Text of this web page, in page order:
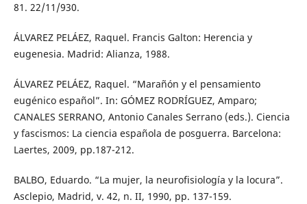
81. 22/11/930.
ÁLVAREZ PELÁEZ, Raquel. Francis Galton: Herencia y
eugenesia. Madrid: Alianza, 1988.
ÁLVAREZ PELÁEZ, Raquel. “Marañón y el pensamiento
eugénico español”. In: GÓMEZ RODRÍGUEZ, Amparo;
CANALES SERRANO, Antonio Canales Serrano (eds.). Ciencia
y fascismos: La ciencia española de posguerra. Barcelona:
Laertes, 2009, pp.187-212.
BALBO, Eduardo. “La mujer, la neurofisiología y la locura”.
Asclepio, Madrid, v. 42, n. II, 1990, pp. 137-159.